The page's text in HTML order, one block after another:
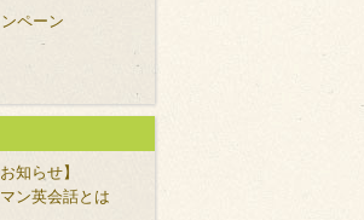
ペーン
知らせ】
ン英会話とは